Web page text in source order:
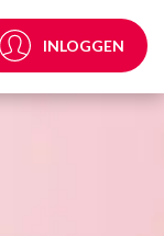
INLOGGEN